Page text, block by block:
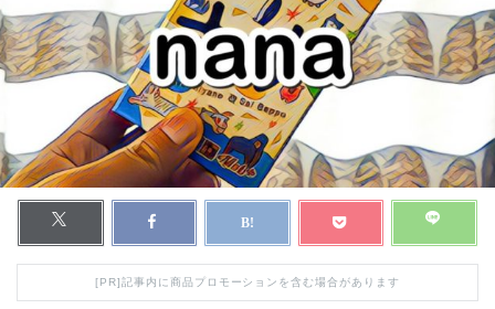
[PR]記事内に商品プロモーションを含む場合があります